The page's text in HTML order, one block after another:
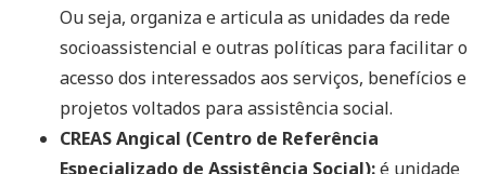
Ou seja, organiza e articula as unidades da rede
socioassistencial e outras políticas para facilitar o
acesso dos interessados aos serviços, benefícios e
projetos voltados para assistência social.
CREAS Angical (Centro de Referência
Especializado de Assistência Social):é unidade